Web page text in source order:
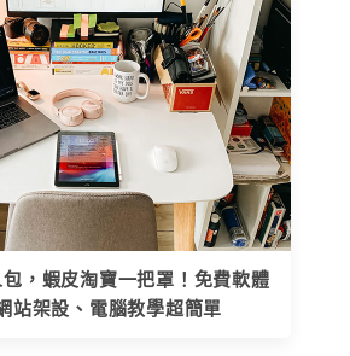
，蝦皮淘寶一把罩！免費軟體
站架設、電腦教學超簡單